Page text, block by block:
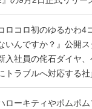
ペーン
ロコロ初のゆるかわ4
いんですか？』公開
入社員の侘石ダイヤ
トラブルへ対応する社
ローキティやポムポ